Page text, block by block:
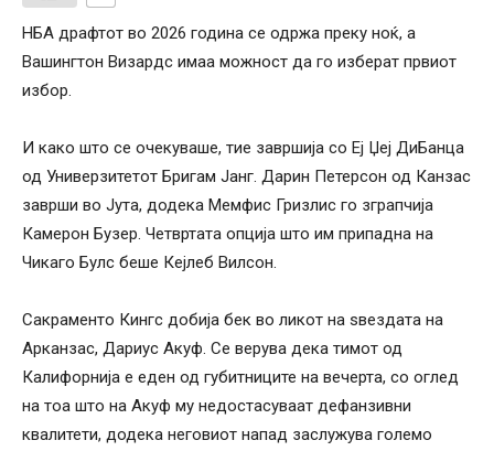
НБА драфтот во 2026 година се одржа преку ноќ, а
Вашингтон Визардс имаа можност да го изберат првиот
избор.
И како што се очекуваше, тие завршија со Еј Џеј ДиБанца
од Универзитетот Бригам Јанг. Дарин Петерсон од Канзас
заврши во Јута, додека Мемфис Гризлис го зграпчија
Камерон Бузер. Четвртата опција што им припадна на
Чикаго Булс беше Кејлеб Вилсон.
Сакраменто Кингс добија бек во ликот на ѕвездата на
Арканзас, Дариус Акуф. Се верува дека тимот од
Калифорнија е еден од губитниците на вечерта, со оглед
на тоа што на Акуф му недостасуваат дефанзивни
квалитети, додека неговиот напад заслужува големо